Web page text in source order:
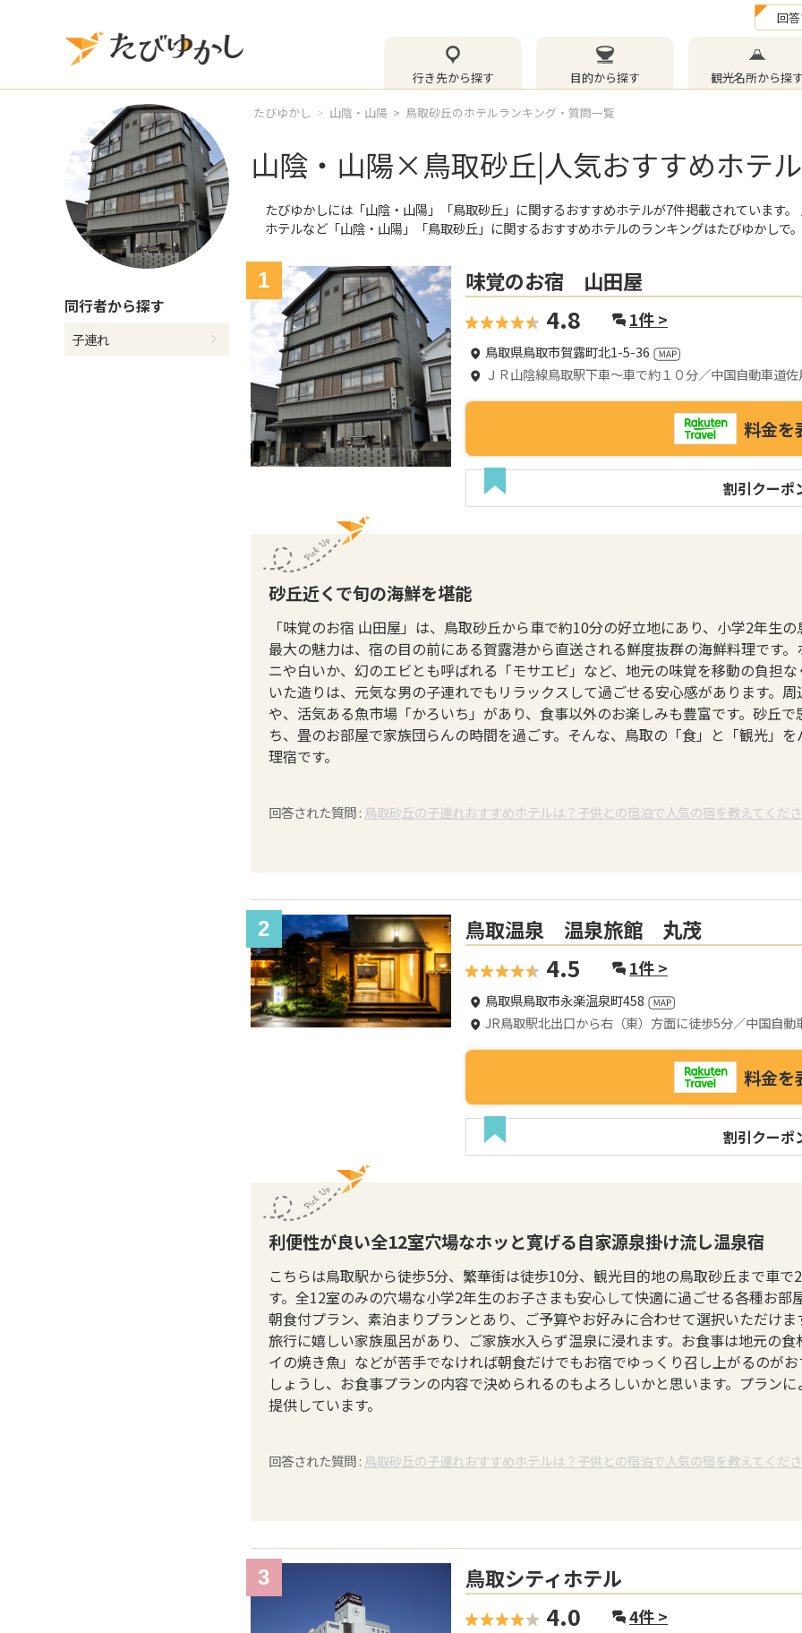
回
行き先から探す 目的から探す 観光名所から探す
同行者から探す
子連れ
たびゆかし 山陰・山陽 鳥取砂丘のホテルランキング・質問一覧
山陰・山陽×鳥取砂丘|人気おすすめホテ
たびゆかしには 「山陰・山陽」 「鳥取砂丘」 に関するおすすめホテルが7件掲載されています
ホテルなど 「山陰・山陽」 「鳥取砂丘」 に関するおすすめホテルのランキングはたびゆかしで。
1 味覚のお宿 山田屋
4.8 1件 >
鳥取県鳥取市賀露町北1-5-36
ＪＲ山陰線鳥取駅下車～車で約１０分／中国自動車道
料金を
割引クーポ
砂丘近くで旬の海鮮を堪能
「味覚のお宿 山田屋」は、鳥取砂丘から車で約10分の好立地にあり、小学2年生
最大の魅力は、宿の目の前にある賀露港から直送される鮮度抜群の海鮮料理です
ニや白いか、幻のエビとも呼ばれる「モサエビ」など、地元の味覚を移動の負担
いた造りは、元気な男の子連れでもリラックスして過ごせる安心感があります。
や、活気ある魚市場「かろいち」があり、食事以外のお楽しみも豊富です。砂丘
ち、畳のお部屋で家族団らんの時間を過ごす。そんな、鳥取の「食」と「観光」
理宿です。
回答された質問 : 鳥取砂丘の子連れおすすめホテルは？子供との宿泊で人気の宿を教えてくださ
2 鳥取温泉 温泉旅館 丸茂
4.5 1件 >
鳥取県鳥取市永楽温泉町458
JR鳥取駅北出口から右（東）方面に徒歩5分／中国自
料金を
割引クーポ
利便性が良い全12室穴場なホッと寛げる自家源泉掛け流し温泉宿
こちらは鳥取駅から徒歩5分、繁華街は徒歩10分、観光目的地の鳥取砂丘まで車
す。全12室のみの穴場な小学2年生のお子さまも安心して快適に過ごせる各種お部
朝食付プラン、素泊まりプランとあり、ご予算やお好みに合わせて選択いただけ
旅行に嬉しい家族風呂があり、ご家族水入らず温泉に浸れます。お食事は地元の
イの焼き魚」などが苦手でなければ朝食だけでもお宿でゆっくり召し上がるのが
しょうし、お食事プランの内容で決められるのもよろしいかと思います。プラン
提供しています。
回答された質問 : 鳥取砂丘の子連れおすすめホテルは？子供との宿泊で人気の宿を教えてくださ
3 鳥取シティホテル
4.0 4件 >